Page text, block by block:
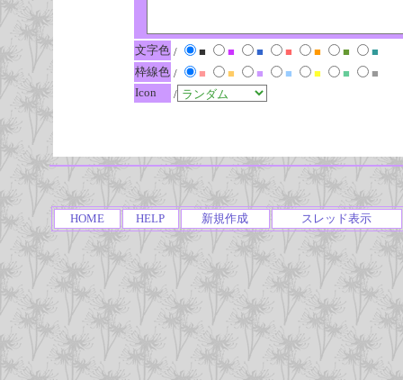
文字色 / ■ ■ ■ ■ ■ ■
■
枠線色 / ■ ■ ■ ■ ■ ■
■
Icon
/
HOME HELP 新規作成 スレッド表示